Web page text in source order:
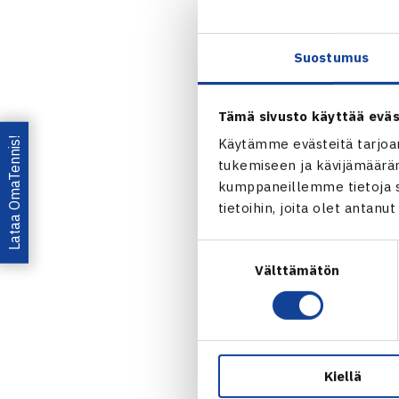
Suostumus
Tämä sivusto käyttää
Käytämme evästeitä
tukemiseen ja
kumppaneillemme tietoja
tietoihin, joita olet
Välttämätön
Kiellä
110) avaa
italialaisen
Laurent
[5] Zsombor
[3]
Gerald
Lataa OmaTennis!